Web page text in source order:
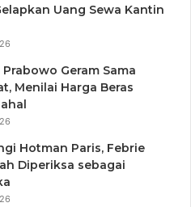
Uang Sewa Kantin
Geram Sama
Menilai Harga Beras
Hotman Paris, Febrie
Diperiksa sebagai